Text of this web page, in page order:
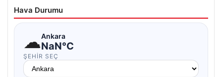
Hava Durumu
☁Ankara
NaN°C
ŞEHIR SEÇ